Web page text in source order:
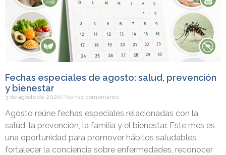
Fechas especiales de agosto: salud, prevención
y bienestar
3 de agosto de 2026 No hay comentarios
Agosto reúne fechas especiales relacionadas con la
salud, la prevención, la familia y el bienestar. Este mes es
una oportunidad para promover hábitos saludables,
fortalecer la conciencia sobre enfermedades, reconocer